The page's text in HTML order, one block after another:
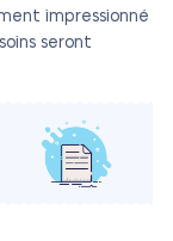
impressionné
seront